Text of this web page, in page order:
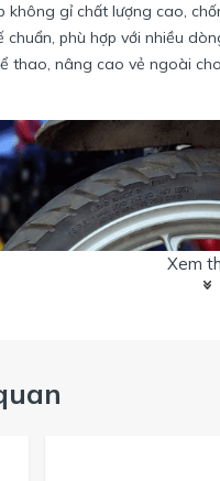
không gỉ chất lượng cao,
chuẩn, phù hợp với nhiều
thao, nâng cao vẻ ngoài
Xem